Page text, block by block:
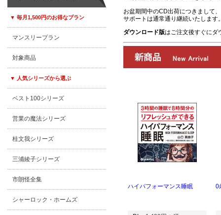
▼ 毎月1,500円のお得なプラン
マンスリープラン
対象商品
▼ 人気シリーズから選ぶ
ベスト100シリーズ
営業の魔法シリーズ
桂文我シリーズ
三浦綾子シリーズ
市朗怪全集
シャーロック・ホームズ
お盆期間中のCD出荷につきまして
サポートは通常通り継続いたします
ダウンロード版はご注文後すぐにダ
00:00/00:00
ハイパフォーマンス睡眠 0